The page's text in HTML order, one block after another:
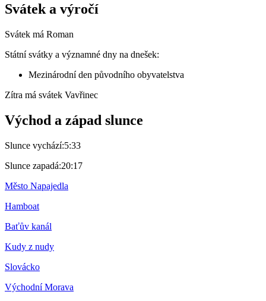
Svátek a výročí
Svátek má Roman
Státní svátky a významné dny na dnešek:
Mezinárodní den původního obyvatelstva
Zítra má svátek Vavřinec
Východ a západ slunce
Slunce vychází:5:33
Slunce zapadá:20:17
Město Napajedla
Hamboat
Baťův kanál
Kudy z nudy
Slovácko
Východní Morava